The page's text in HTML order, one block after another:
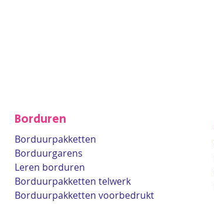
Borduren
Borduurpakketten
Borduurgarens
Leren borduren
Borduurpakketten telwerk
Borduurpakketten voorbedrukt